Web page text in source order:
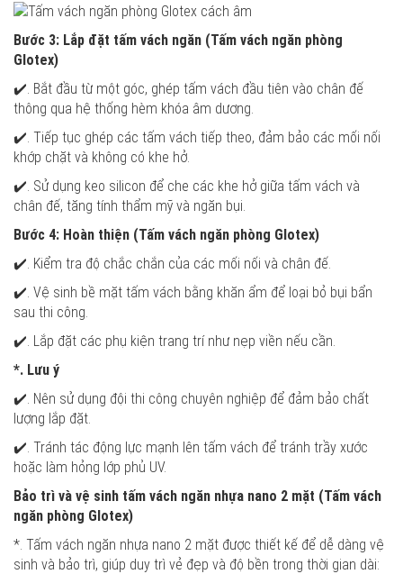
Bước 3: Lắp đặt tấm vách ngăn (Tấm vách ngăn phòng
Glotex)
✔️. Bắt đầu từ một góc, ghép tấm vách đầu tiên vào chân đế
thông qua hệ thống hèm khóa âm dương.
✔️. Tiếp tục ghép các tấm vách tiếp theo, đảm bảo các mối nối
khớp chặt và không có khe hở.
✔️. Sử dụng keo silicon để che các khe hở giữa tấm vách và
chân đế, tăng tính thẩm mỹ và ngăn bụi.
Bước 4: Hoàn thiện (Tấm vách ngăn phòng Glotex)
✔️. Kiểm tra độ chắc chắn của các mối nối và chân đế.
✔️. Vệ sinh bề mặt tấm vách bằng khăn ẩm để loại bỏ bụi bẩn
sau thi công.
✔️. Lắp đặt các phụ kiện trang trí như nẹp viền nếu cần.
*. Lưu ý
✔️. Nên sử dụng đội thi công chuyên nghiệp để đảm bảo chất
lượng lắp đặt.
✔️. Tránh tác động lực mạnh lên tấm vách để tránh trầy xước
hoặc làm hỏng lớp phủ UV.
Bảo trì và vệ sinh tấm vách ngăn nhựa nano 2 mặt (Tấm vách
ngăn phòng Glotex)
*. Tấm vách ngăn nhựa nano 2 mặt được thiết kế để dễ dàng vệ
sinh và bảo trì, giúp duy trì vẻ đẹp và độ bền trong thời gian dài: